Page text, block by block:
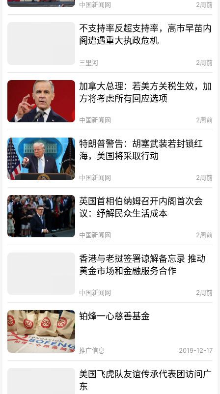
中国新闻网 2周前
不支持率反超支持率，高市早苗内
阁遭遇重大执政危机
三里河 2周前
加拿大总理：若美方关税生效，加
方将考虑所有回应选项
中国新闻网 2周前
特朗普警告：胡塞武装若封锁红
海，美国将采取行动
中国新闻网 2周前
英国首相伯纳姆召开内阁首次会
议：纾解民众生活成本
中国新闻网 2周前
香港与老挝签署谅解备忘录 推动
黄金市场和金融服务合作
中国新闻网 2周前
铂烽一心慈善基金
推广信息 2019-12-17
美国飞虎队友谊传承代表团访问广
东